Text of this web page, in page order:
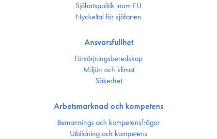
Sjöfarts­politik inom EU
Nyckeltal för sjöfarten
Ansvarsfullhet
Försörjnings­beredskap
Miljön och klimat
Säkerhet
Arbetsmarknad och kompetens
Bemannings och kompetens­frågor
Utbildning och kompetens